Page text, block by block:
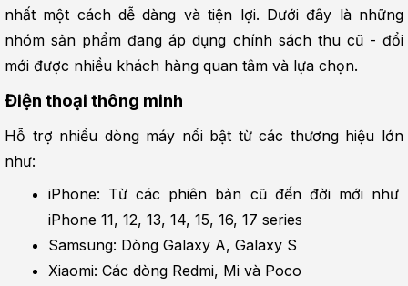
nhất một cách dễ dàng và tiện lợi. Dưới đây là những
nhóm sản phẩm đang áp dụng chính sách thu cũ - đổi
mới được nhiều khách hàng quan tâm và lựa chọn.
Điện thoại thông minh
Hỗ trợ nhiều dòng máy nổi bật từ các thương hiệu lớn
như:
iPhone: Từ các phiên bản cũ đến đời mới như
iPhone 11, 12, 13, 14, 15, 16, 17 series
Samsung: Dòng Galaxy A, Galaxy S
Xiaomi: Các dòng Redmi, Mi và Poco